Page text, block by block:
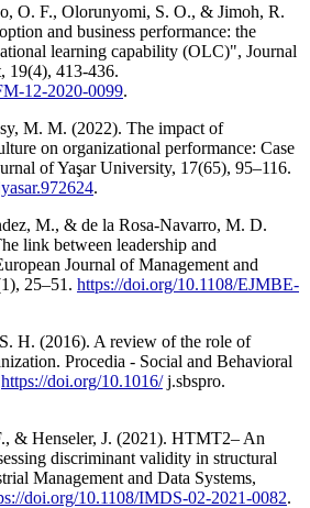
O. F., Olorunyomi, S. O., & Jimoh, R.
and business performance: the
learning capability (OLC)", Journal
19(4), 413-436.
12-2020-0099.
M. M. (2022). The impact of
on organizational performance: Case
of Yaşar University, 17(65), 95–116.
.
M., & de la Rosa-Navarro, M. D.
link between leadership and
Journal of Management and
25–51. https://doi.org/10.1108/EJMBE-
H. (2016). A review of the role of
Procedia - Social and Behavioral
https://doi.org/10.1016/j.sbspro.
& Henseler, J. (2021). HTMT2– An
discriminant validity in structural
Management and Data Systems,
doi.org/10.1108/IMDS-02-2021-0082.